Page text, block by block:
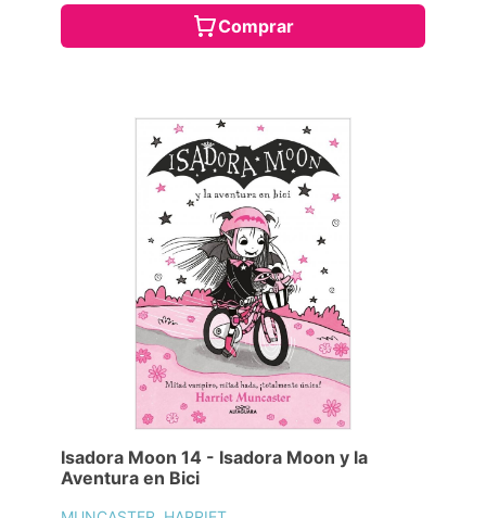
Comprar
Isadora Moon 14 - Isadora Moon y la
Aventura en Bici